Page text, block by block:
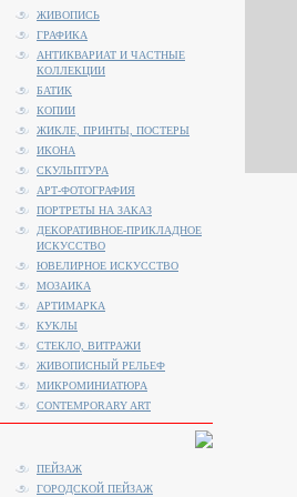
ЖИВОПИСЬ
ГРАФИКА
АНТИКВАРИАТ И ЧАСТНЫЕ
КОЛЛЕКЦИИ
БАТИК
КОПИИ
ЖИКЛЕ, ПРИНТЫ, ПОСТЕРЫ
ИКОНА
СКУЛЬПТУРА
АРТ-ФОТОГРАФИЯ
ПОРТРЕТЫ НА ЗАКАЗ
ДЕКОРАТИВНОЕ-ПРИКЛАДНОЕ
ИСКУССТВО
ЮВЕЛИРНОЕ ИСКУССТВО
МОЗАИКА
АРТИМАРКА
КУКЛЫ
СТЕКЛО, ВИТРАЖИ
ЖИВОПИСНЫЙ РЕЛЬЕФ
МИКРОМИНИАТЮРА
CONTEMPORARY ART
ПЕЙЗАЖ
ГОРОДСКОЙ ПЕЙЗАЖ